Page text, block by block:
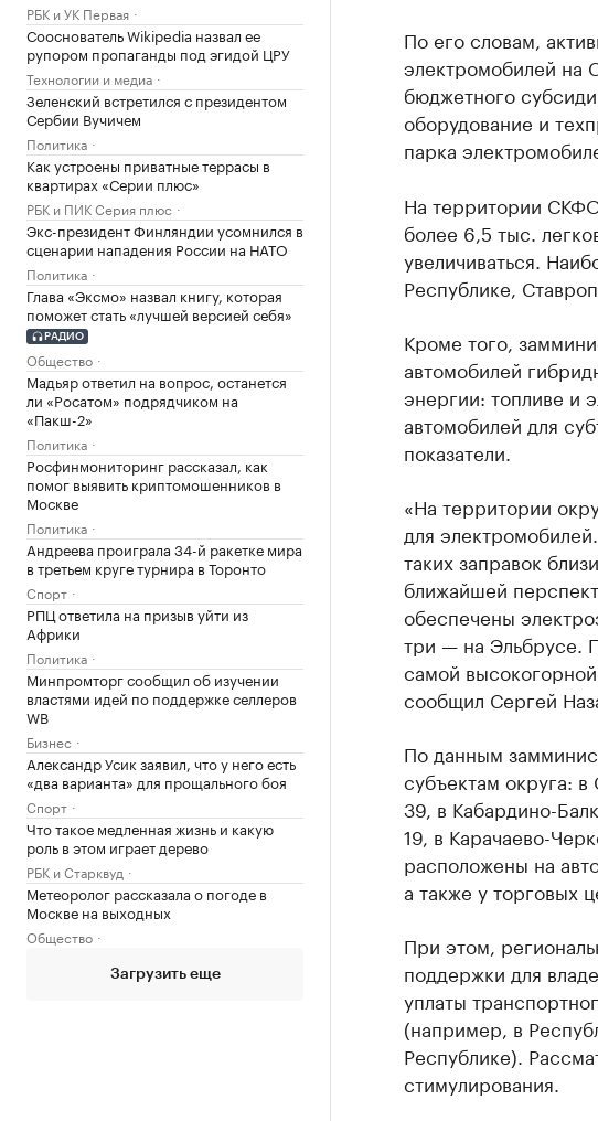
РБК и УК Первая
Сооснователь Wikipedia назвал ее
рупором пропаганды под эгидой ЦРУ
Технологии и медиа
Зеленский встретился с президентом
Сербии Вучичем
Политика
Как устроены приватные террасы в
квартирах «Серии плюс»
РБК и ПИК Серия плюс
Экс-президент Финляндии усомнился в
сценарии нападения России на НАТО
Политика
Глава «Эксмо» назвал книгу, которая
поможет стать «лучшей версией себя»
РАДИО
Общество
Мадьяр ответил на вопрос, останется
ли «Росатом» подрядчиком на
«Пакш-2»
Политика
Росфинмониторинг рассказал, как
помог выявить криптомошенников в
Москве
Политика
Андреева проиграла 34-й ракетке мира
в третьем круге турнира в Торонто
Спорт
РПЦ ответила на призыв уйти из
Африки
Политика
Минпромторг сообщил об изучении
властями идей по поддержке селлеров
WB
Бизнес
Александр Усик заявил, что у него есть
«два варианта» для прощального боя
Спорт
Что такое медленная жизнь и какую
роль в этом играет дерево
РБК и Старквуд
Метеоролог рассказала о погоде в
Москве на выходных
Общество
Загрузить еще
По его словам,
электромобилей на
бюджетного
оборудование и
парка
На территории
более 6,5 тыс.
увеличиваться.
Республике,
Кроме того,
автомобилей
энергии: топливе и
автомобилей для
показатели.
«На территории
для
таких заправок
ближайшей
обеспечены
три — на Эльбрусе.
самой
сообщил Сергей
По данным
субъектам округа:
39, в Кабардино-
19, в Карачаево-
расположены на
а также у торговых
При этом,
поддержки для
уплаты
(например, в
Республике).
стимулирования.